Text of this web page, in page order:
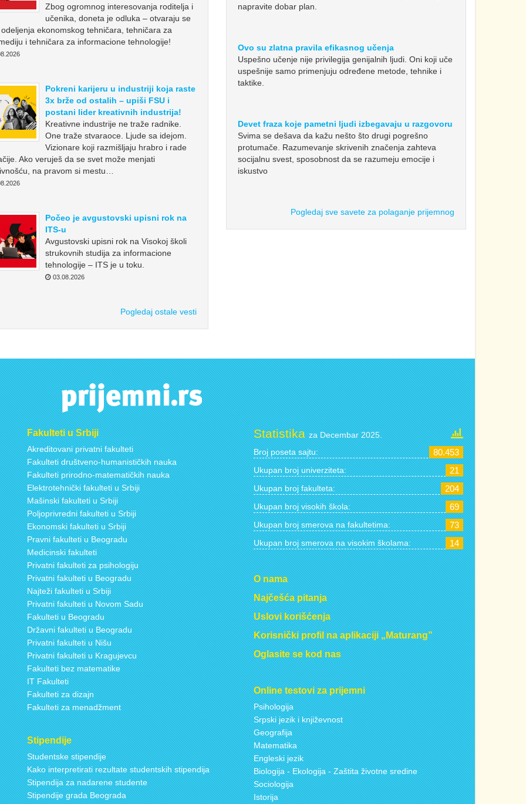
Zbog ogromnog interesovanja roditelja i
učenika, doneta je odluka – otvaraju se
ekonomskog tehničara, tehničara za
i tehničara za informacione tehnologije!
Pokreni karijeru u industriji koja raste
3x brže od ostalih – upiši FSU i
postani lider kreativnih industrija!
Kreativne industrije ne traže radnike.
One traže stvaraoce. Ljude sa idejom.
Vizionare koji razmišljaju hrabro i rade
Ako veruješ da se svet može menjati
na pravom si mestu…
Počeo je avgustovski upisni rok na
ITS-u
Avgustovski upisni rok na Visokoj školi
strukovnih studija za informacione
tehnologije – ITS je u toku.
03.08.2026
Pogledaj ostale vesti
napravite dobar plan.
Ovo su zlatna pravila efikasnog učenja
Uspešno učenje nije privilegija genijalnih ljudi. Oni koji uče
uspešnije samo primenjuju određene metode, tehnike i
taktike.
Devet fraza koje pametni ljudi izbegavaju u razgovoru
Svima se dešava da kažu nešto što drugi pogrešno
protumače. Razumevanje skrivenih značenja zahteva
socijalnu svest, sposobnost da se razumeju emocije i
iskustvo
Pogledaj sve savete za polaganje prijemnog
Fakulteti u Srbiji
Akreditovani privatni fakulteti
Fakulteti društveno-humanističkih nauka
Fakulteti prirodno-matematičkih nauka
Elektrotehnički fakulteti u Srbiji
Mašinski fakulteti u Srbiji
Poljoprivredni fakulteti u Srbiji
Ekonomski fakulteti u Srbiji
Pravni fakulteti u Beogradu
Medicinski fakulteti
Privatni fakulteti za psihologiju
Privatni fakulteti u Beogradu
Najteži fakulteti u Srbiji
Privatni fakulteti u Novom Sadu
Fakulteti u Beogradu
Državni fakulteti u Beogradu
Privatni fakulteti u Nišu
Privatni fakulteti u Kragujevcu
Fakulteti bez matematike
IT Fakulteti
Fakulteti za dizajn
Fakulteti za menadžment
Stipendije
Studentske stipendije
Kako interpretirati rezultate studentskih stipendija
Stipendija za nadarene studente
Stipendije grada Beograda
Statistikaza Decembar 2025.
Broj poseta sajtu: 80.453
Ukupan broj univerziteta: 21
Ukupan broj fakulteta: 204
Ukupan broj visokih škola: 69
Ukupan broj smerova na fakultetima: 73
Ukupan broj smerova na visokim školama: 14
O nama
Najčešća pitanja
Uslovi korišćenja
Korisnički profil na aplikaciji „Maturang”
Oglasite se kod nas
Online testovi za prijemni
Psihologija
Srpski jezik i književnost
Geografija
Matematika
Engleski jezik
Biologija - Ekologija - Zaštita životne sredine
Sociologija
Istorija